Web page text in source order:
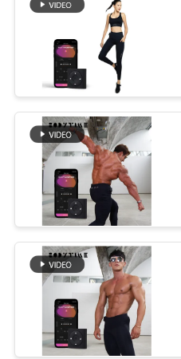
CÁC
TRƯỜNG
YÊU
CẦU
BÁO
SƠ
ĐỒ
TRANG
WEB